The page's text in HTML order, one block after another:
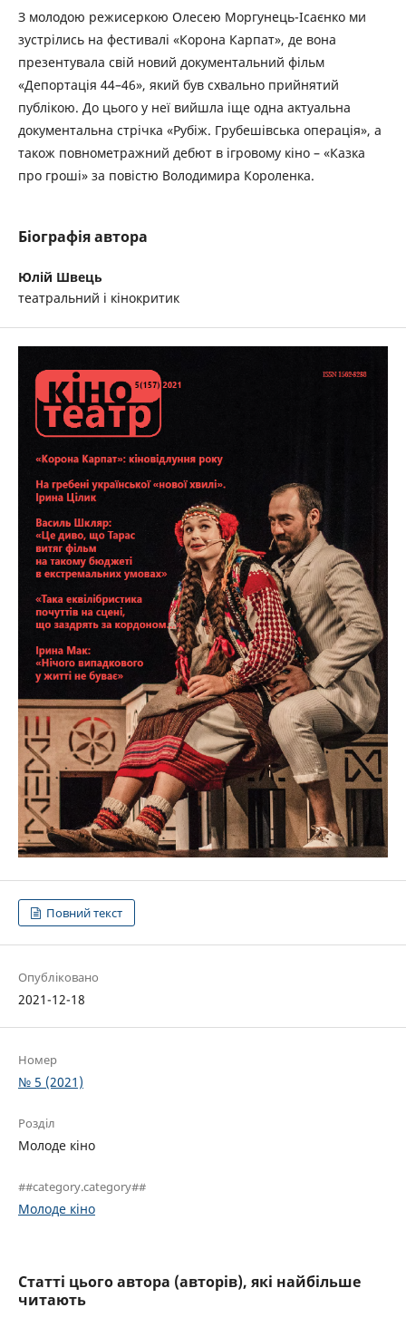
З молодою режисеркою Олесею Моргунець-Ісаєнко ми
зустрілись на фестивалі «Корона Карпат», де вона
презентувала свій новий документальний фільм
«Депортація 44–46», який був схвально прийнятий
публікою. До цього у неї вийшла іще одна актуальна
документальна стрічка «Рубіж. Грубешівська операція», а
також повнометражний дебют в ігровому кіно – «Казка
про гроші» за повістю Володимира Короленка.
Біографія автора
Юлій Швець
театральний і кінокритик
Повний текст
Опубліковано
2021-12-18
Номер
№ 5 (2021)
Розділ
Молоде кіно
##category.category##
Молоде кіно
Статті цього автора (авторів), які найбільше
читають